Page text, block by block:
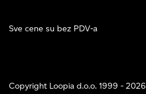
Sve cene su bez PDV-a
Copyright Loopia d.o.o. 1999 - 2026